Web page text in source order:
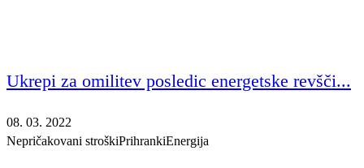
Ukrepi za omilitev posledic energetske revšči...
08. 03. 2022
Nepričakovani stroškiPrihrankiEnergija